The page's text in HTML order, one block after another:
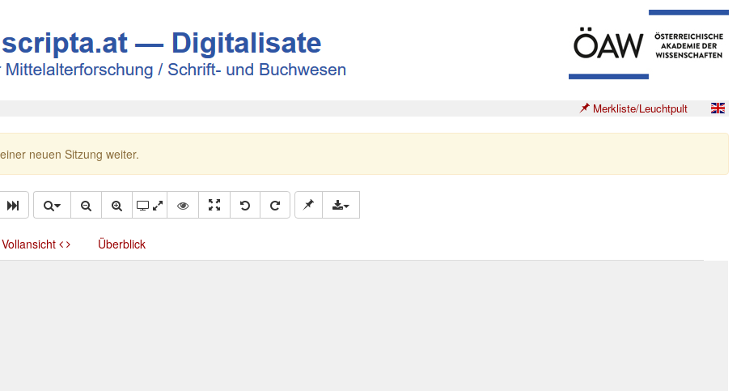
Merkliste/Leuchtpult
neuen Sitzung weiter.
Vollansicht Überblick